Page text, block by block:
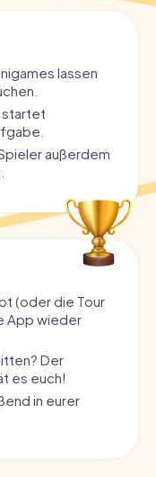
lassen
startet
außerdem
(oder die Tour
App wieder
Der
es euch!
in eurer